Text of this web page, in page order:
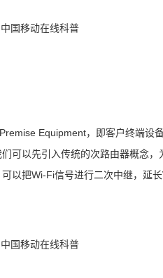
Equipment，即客户终端设
可以先引入传统的次路由器概念
以把Wi-Fi信号进行二次中继，延长